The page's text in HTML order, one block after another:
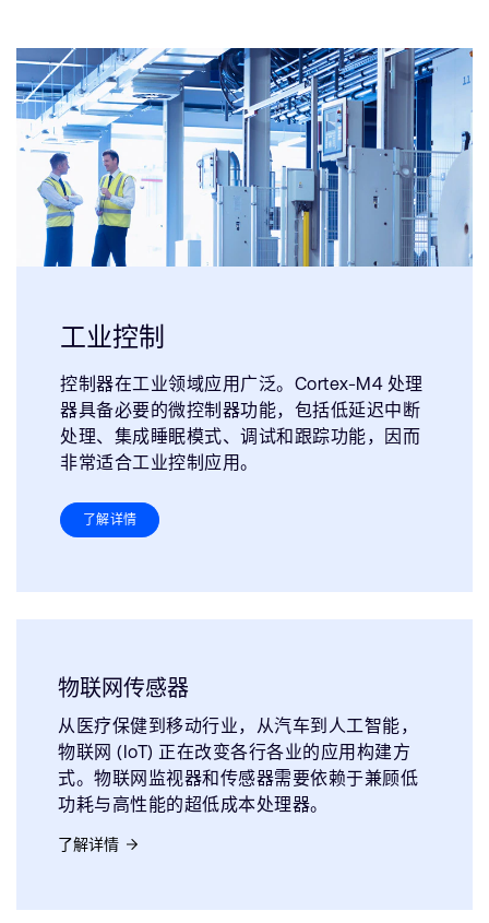
工业控制
控制器在工业领域应用广泛。Cortex-M4 处理
器具备必要的微控制器功能，包括低延迟中断
处理、集成睡眠模式、调试和跟踪功能，因而
非常适合工业控制应用。
了解详情
物联网传感器
从医疗保健到移动行业，从汽车到人工智能，
物联网 (IoT) 正在改变各行各业的应用构建方
式。物联网监视器和传感器需要依赖于兼顾低
功耗与高性能的超低成本处理器。
了解详情